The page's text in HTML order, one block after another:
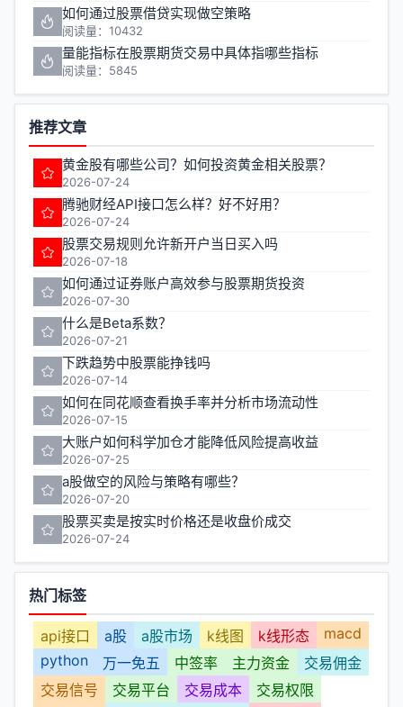
如何通过股票借贷实现做空策略
阅读量：10432
量能指标在股票期货交易中具体指哪些指标
阅读量：5845
推荐文章
黄金股有哪些公司？如何投资黄金相关股票？
2026-07-24
腾驰财经API接口怎么样？好不好用？
2026-07-24
股票交易规则允许新开户当日买入吗
2026-07-18
如何通过证券账户高效参与股票期货投资
2026-07-30
什么是Beta系数？
2026-07-21
下跌趋势中股票能挣钱吗
2026-07-14
如何在同花顺查看换手率并分析市场流动性
2026-07-15
大账户如何科学加仓才能降低风险提高收益
2026-07-25
a股做空的风险与策略有哪些？
2026-07-20
股票买卖是按实时价格还是收盘价成交
2026-07-24
热门标签
api接口 a股 a股市场 k线图 k线形态
macd
python
万一免五 中签率 主力资金
交易佣金
交易信号
交易平台 交易成本
交易权限